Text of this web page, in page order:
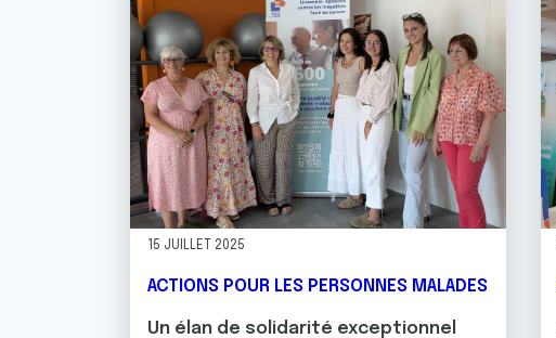
15 JUILLET 2025
ACTIONS POUR LES PERSONNES MALADES
Un élan de solidarité exceptionnel